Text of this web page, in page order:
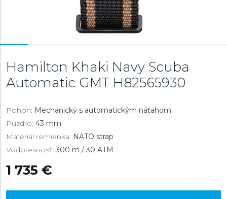
Hamilton Khaki Navy Scuba
Automatic GMT H82565930
Pohon: Mechanický s automatickým náťahom
Puzdro: 43 mm
Materiál remienka: NATO strap
Vodotesnosť: 300 m / 30 ATM
1 735 €